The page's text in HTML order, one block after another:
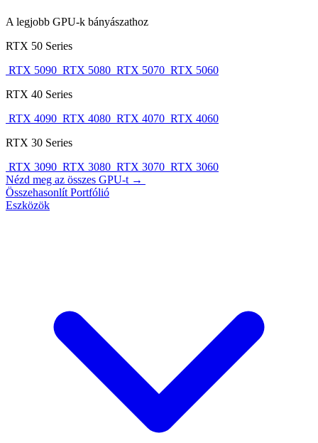
A legjobb GPU-k bányászathoz
RTX 50 Series
RTX 5090 RTX 5080 RTX 5070 RTX 5060
RTX 40 Series
RTX 4090 RTX 4080 RTX 4070 RTX 4060
RTX 30 Series
RTX 3090 RTX 3080 RTX 3070 RTX 3060
Nézd meg az összes GPU-t →
Összehasonlít Portfólió
Eszközök